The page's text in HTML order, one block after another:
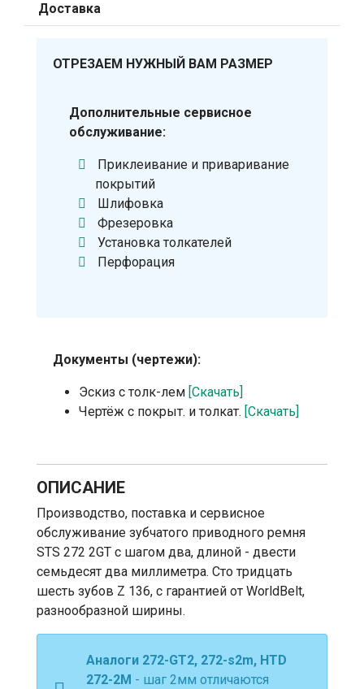
Доставка
ОТРЕЗАЕМ НУЖНЫЙ ВАМ РАЗМЕР
Дополнительные сервисное
обслуживание:
Приклеивание и приваривание
покрытий
Шлифовка
Фрезеровка
Установка толкателей
Перфорация
Документы (чертежи):
Эскиз с толк-лем [Скачать]
Чертёж с покрыт. и толкат. [Скачать]
ОПИСАНИЕ
Производство, поставка и сервисное
обслуживание зубчатого приводного ремня
STS 272 2GT с шагом два, длиной - двести
семьдесят два миллиметра. Сто тридцать
шесть зубов Z 136, с гарантией от WorldBelt,
разнообразной ширины.
Аналоги 272-GT2, 272-s2m, HTD
272-2М - шаг 2мм отличаются